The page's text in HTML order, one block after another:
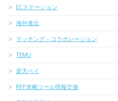
ECステーション
海外進出
マッチング・コラボレーション
TEMU
楽天ペイ
RPP攻略ツール情報交換